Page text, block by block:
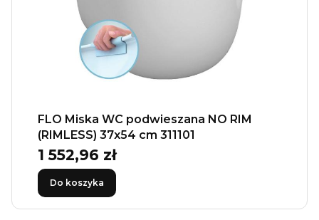
FLO Miska WC podwieszana NO RIM
(RIMLESS) 37x54 cm 311101
Cena
1 552,96 zł
Do koszyka